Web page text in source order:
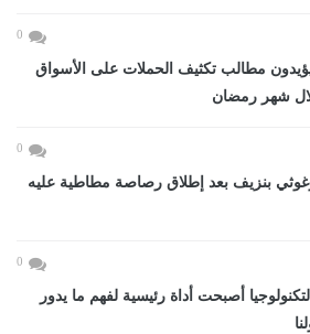
0
يؤيدون مطالب تكثيف الحملات على الأسواق
شهر رمضان
0
بنزيف بعد إطلاق رصاصة مطاطية عليه
0
أصبحت أداة رئيسية لفهم ما يدور